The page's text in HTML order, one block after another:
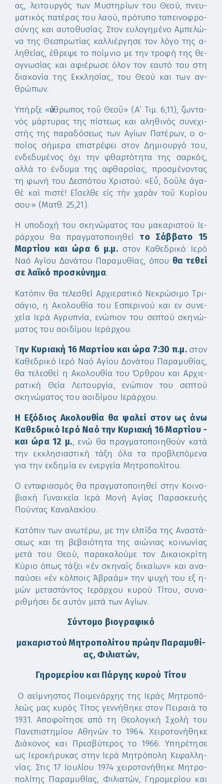
ας, λει­τουρ­γός των Μυ­στη­ρί­ων του Θε­ού, πνευ­
μα­τι­κός πα­τέ­ρας του λα­ού, πρό­τυ­πο τα­πει­νο­φρο­
σύ­νης και αυ­το­θυ­σί­ας. Στον ευ­λο­γη­μέ­νο Αμ­πε­λώ­
να της Θε­σπρω­τί­ας καλ­λι­έρ­γη­σε τον λό­γο της α­
λη­θεί­ας, έ­θρε­ψε το ποί­μνιο με την τρο­φή της θε­
ο­γνω­σί­ας και α­φι­έ­ρω­σε ό­λον τον ε­αυ­τό του στη
δι­α­κο­νί­α της Εκ­κλη­σί­ας, του Θε­ού και των αν­
θρώ­πων.
Υ­πήρ­ξε «ἄν­θρω­πος τοῦ Θε­οῦ» (Α’ Τιμ. 6,11), ζων­τα­
νός μάρ­τυ­ρας της πί­στε­ως και α­λη­θι­νός συ­νε­χι­
στής της πα­ρα­δό­σε­ως των Αγί­ων Πα­τέ­ρων, ο ο­
ποί­ος σή­με­ρα ε­πι­στρέ­φει στον Δη­μι­ουρ­γό του,
εν­δε­δυ­μέ­νος ό­χι την φθαρ­τό­τη­τα της σαρ­κός,
αλ­λά το έν­δυ­μα της α­φθαρ­σί­ας, προ­σμέ­νον­τας
τη φω­νή του Δε­σπό­του Χρι­στού: «Εὖ, δοῦ­λε ἀ­γα­
θὲ καὶ πι­στέ! Εἴ­σελ­θε εἰς τὴν χα­ρὰν τοῦ Κυ­ρί­ου
σου·» (Ματθ. 25,21).
Η υ­πο­δο­χή του σκη­νώ­μα­τος του μα­κα­ρι­στού Ι­ε­
ράρ­χου θα πραγ­μα­το­ποι­η­θείτο Σάβ­βα­το 15
Μαρ­τί­ου και ώ­ρα 6 μ.μ.στον Κα­θε­δρι­κό Ι­ε­ρό
Να­ό Α­γί­ου Δο­νά­του Πα­ρα­μυ­θί­ας, ό­που θα τε­θεί
σε λα­ϊ­κό προ­σκύ­νη­μα.
Κα­τό­πιν θα τε­λε­σθεί Αρ­χι­ε­ρα­τι­κό Νε­κρώ­σι­μο Τρι­
σά­γιο, η Ακο­λου­θί­α του Ε­σπε­ρι­νού και εν συ­νε­
χεί­α Ι­ε­ρά Α­γρυ­πνί­α, ε­νώ­πιον του σε­πτού σκη­νώ­
μα­τος του α­οι­δί­μου Ι­ε­ράρ­χου.
Την Κυ­ρια­κή 16 Μαρ­τί­ου και ώ­ρα 7:30 π.μ.στον
Κα­θε­δρι­κό Ι­ε­ρό Να­ό Α­γί­ου Δο­νά­του Πα­ρα­μυ­θί­ας,
θα τε­λε­σθεί η Α­κο­λου­θί­α του Όρ­θρου και Αρ­χι­ε­
ρα­τι­κή Θεί­α Λει­τουρ­γί­α, ε­νώ­πιον του σε­πτού
σκη­νώ­μα­τος του α­οι­δί­μου Ι­ε­ράρ­χου.
Η Ε­ξό­διος Α­κο­λου­θί­α θα ψα­λεί στο­ν ως ά­νω
Κα­θε­δρι­κό Ιε­ρό Να­ό την Κυ­ρια­κή 16 Μαρ­τί­ου ­
και ώ­ρα 12 μ., ε­νώ θα πραγ­μα­το­ποι­η­θούν κα­τά
την εκ­κλη­σι­α­στι­κή τά­ξη ό­λα τα προ­βλε­πό­με­να
για την εκ­δη­μί­α εν ε­νερ­γεί­α Μη­τρο­πο­λί­του.
Ο εν­τα­φια­σμός θα πραγ­μα­το­ποι­η­θεί στην Κοι­νο­
βια­κή Γυ­ναι­κεί­α Ι­ε­ρά Μο­νή Α­γί­ας Πα­ρα­σκευ­ής
Πούν­τας Κα­να­λα­κί­ου.
Κα­τό­πιν των α­νω­τέ­ρω, με την ελ­πί­δα της Α­να­στά­
σε­ως και τη βε­βαι­ό­τη­τα της αι­ώ­νιας κοι­νω­νί­ας
με­τά του Θε­ού, πα­ρα­κα­λού­με τον Δι­και­ο­κρί­τη
Κύ­ριο ό­πως τά­ξει «ἐν σκη­ναῖς δι­καί­ων» και α­να­
παύ­σει «ἐν κόλ­ποις Ἀ­βρα­άμ» την ψυ­χή του ­εξ η­
μών με­τα­στάν­τος Ι­ε­ράρ­χου κυ­ρού Τί­του, συ­να­
ριθ­μή­σει δε αυ­τόν με­τά των Α­γί­ων.
Σύν­το­μο βι­ο­γρα­φι­κό
μα­κα­ρι­στού Μη­τρο­πο­λί­του πρώ­ην Πα­ρα­μυ­θί­
ας, Φι­λια­τών,
Γη­ρο­με­ρί­ου και Πάρ­γης κυ­ρού Τί­του
Ο α­εί­μνη­στος Ποι­με­νάρ­χης της Ι­ε­ράς Μη­τρο­πό­
λε­ώς μας κυ­ρός Τί­τος γεν­νή­θη­κε στον Πει­ραι­ά το
1931. Α­πο­φοί­τη­σε α­πό τη Θε­ο­λο­γι­κή Σχο­λή του
Πα­νε­πι­στη­μί­ου Α­θη­νών το 1964. Χει­ρο­το­νή­θη­κε
Δι­ά­κο­νος και Πρε­σβύ­τε­ρος το 1966. Υ­πη­ρέ­τη­σε
ως Ι­ε­ρο­κή­ρυ­κας στην Ι­ε­ρά Μη­τρό­πο­λη Κε­φαλ­λη­
νί­ας. Στις 17 Ι­ου­λί­ου 1974 χει­ρο­το­νή­θη­κε Μη­τρο­
πο­λί­της Πα­ρα­μυ­θί­ας, Φι­λια­τών, Γη­ρο­με­ρί­ου και